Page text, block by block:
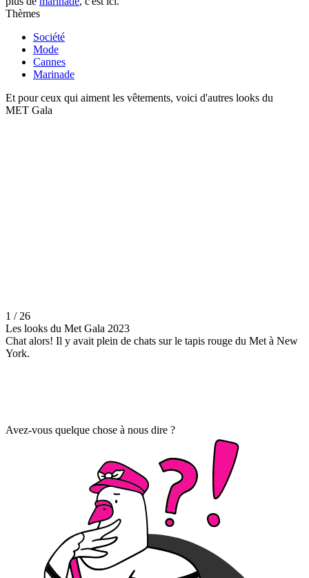
Thèmes
Société
Mode
Cannes
Marinade
Et pour ceux qui aiment les vêtements, voici d'autres looks du
MET Gala
1 / 26
Les looks du Met Gala 2023
Chat alors! Il y avait plein de chats sur le tapis rouge du Met à New
York.
Avez-vous quelque chose à nous dire ?